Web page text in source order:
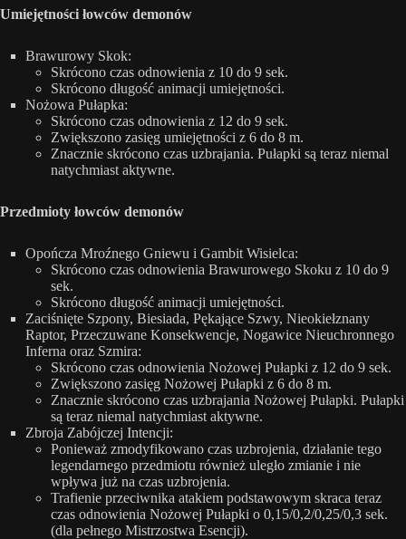
Umiejętności łowców demonów
Brawurowy Skok:
Skrócono czas odnowienia z 10 do 9 sek.
Skrócono długość animacji umiejętności.
Nożowa Pułapka:
Skrócono czas odnowienia z 12 do 9 sek.
Zwiększono zasięg umiejętności z 6 do 8 m.
Znacznie skrócono czas uzbrajania. Pułapki są teraz niemal
natychmiast aktywne.
Przedmioty łowców demonów
Opończa Mroźnego Gniewu i Gambit Wisielca:
Skrócono czas odnowienia Brawurowego Skoku z 10 do 9
sek.
Skrócono długość animacji umiejętności.
Zaciśnięte Szpony, Biesiada, Pękające Szwy, Nieokiełznany
Raptor, Przeczuwane Konsekwencje, Nogawice Nieuchronnego
Inferna oraz Szmira:
Skrócono czas odnowienia Nożowej Pułapki z 12 do 9 sek.
Zwiększono zasięg Nożowej Pułapki z 6 do 8 m.
Znacznie skrócono czas uzbrajania Nożowej Pułapki. Pułapki
są teraz niemal natychmiast aktywne.
Zbroja Zabójczej Intencji:
Ponieważ zmodyfikowano czas uzbrojenia, działanie tego
legendarnego przedmiotu również uległo zmianie i nie
wpływa już na czas uzbrojenia.
Trafienie przeciwnika atakiem podstawowym skraca teraz
czas odnowienia Nożowej Pułapki o 0,15/0,2/0,25/0,3 sek.
(dla pełnego Mistrzostwa Esencji).